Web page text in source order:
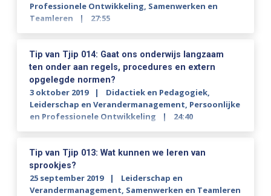
Professionele Ontwikkeling, Samenwerken en
Teamleren
27:55
Tip van Tjip 014: Gaat ons onderwijs langzaam
ten onder aan regels, procedures en extern
opgelegde normen?
3 oktober 2019 Didactiek en Pedagogiek,
Leiderschap en Verandermanagement, Persoonlijke
en Professionele Ontwikkeling
24:40
Tip van Tjip 013: Wat kunnen we leren van
sprookjes?
25 september 2019
Leiderschap en
Verandermanagement, Samenwerken en Teamleren